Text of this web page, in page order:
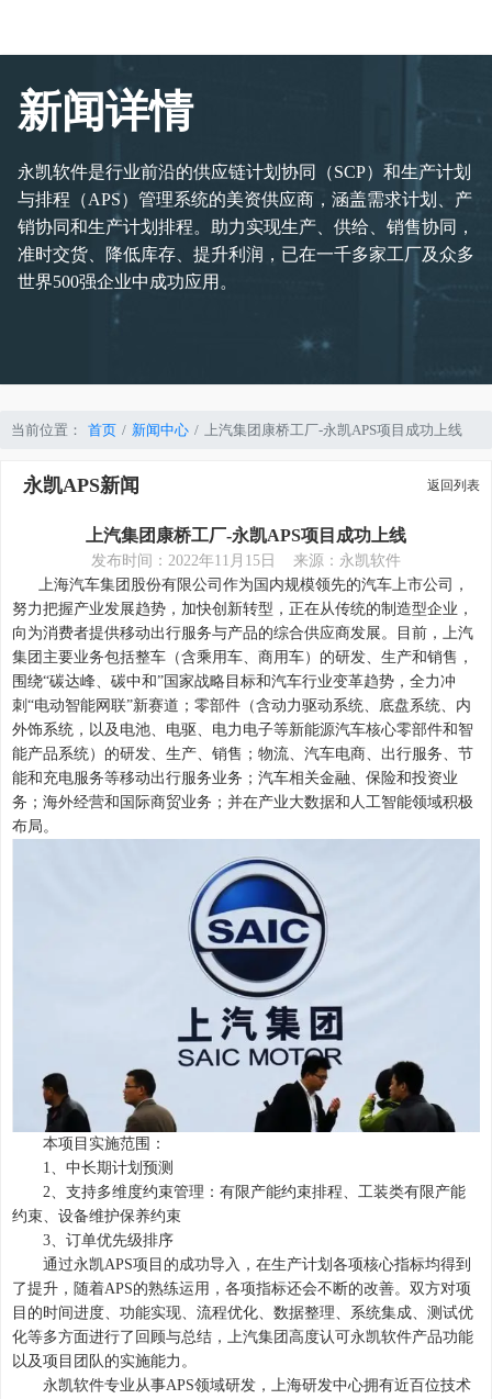
新闻详情
永凯软件是行业前沿的供应链计划协同（SCP）和生产计划
与排程（APS）管理系统的美资供应商，涵盖需求计划、产
销协同和生产计划排程。助力实现生产、供给、销售协同，
准时交货、降低库存、提升利润，已在一千多家工厂及众多
世界500强企业中成功应用。
当前位置： 首页 新闻中心 上汽集团康桥工厂-永凯APS项目成功上线
永凯APS新闻 返回列表
上汽集团康桥工厂-永凯APS项目成功上线
发布时间：2022年11月15日 来源：永凯软件
上海汽车集团股份有限公司作为国内规模领先的汽车上市公司，
努力把握产业发展趋势，加快创新转型，正在从传统的制造型企业，
向为消费者提供移动出行服务与产品的综合供应商发展。目前，上汽
集团主要业务包括整车（含乘用车、商用车）的研发、生产和销售，
围绕“碳达峰、碳中和”国家战略目标和汽车行业变革趋势，全力冲
刺“电动智能网联”新赛道；零部件（含动力驱动系统、底盘系统、内
外饰系统，以及电池、电驱、电力电子等新能源汽车核心零部件和智
能产品系统）的研发、生产、销售；物流、汽车电商、出行服务、节
能和充电服务等移动出行服务业务；汽车相关金融、保险和投资业
务；海外经营和国际商贸业务；并在产业大数据和人工智能领域积极
布局。
本项目实施范围：
1、中长期计划预测
2、支持多维度约束管理： 有限产能约束排程 、工装类有限产能
约束 、设备维护保养约束
3、订单优先级排序
通过永凯APS项目的成功导入，在生产计划各项核心指标均得到
了提升，随着APS的熟练运用，各项指标还会不断的改善。 双方对项
目的时间进度、功能实现、流程优化、数据整理、系统集成、测试优
化等多方面进行了回顾与总结，
上汽集团高度认可永凯软件产品功能
以及项目团队的实施能力。
永凯软件专业从事APS领域研发，上海研发中心拥有近百位技术